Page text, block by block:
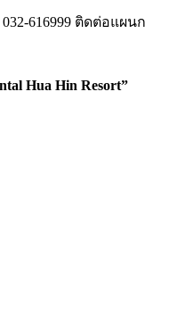
616999 ติดต่อแผนก
Hua Hin Resort”